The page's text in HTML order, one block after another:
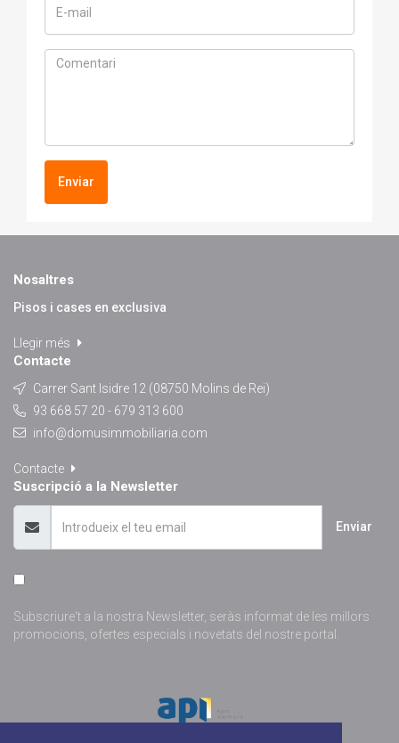
Enviar
Nosaltres
Pisos i cases en exclusiva
Llegir més
Contacte
Carrer Sant Isidre 12 (08750 Molins de Rei)
93 668 57 20 - 679 313 600
info@domusimmobiliaria.com
Contacte
Suscripció a la Newsletter
Enviar
Subscriure't a la nostra Newsletter, seràs informat de les millors
promocions, ofertes especials i novetats del nostre portal.